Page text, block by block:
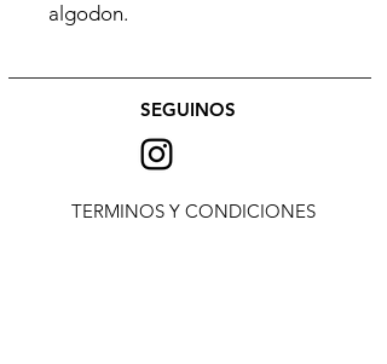
algodon.
SEGUINOS
TERMINOS Y CONDICIONES